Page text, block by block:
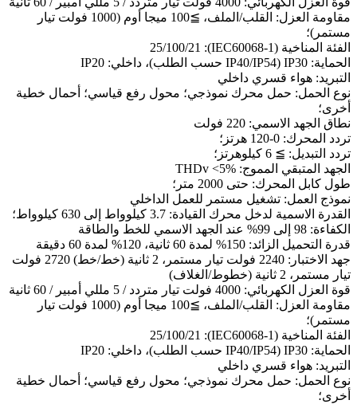
مقاومة العزل: القلب/الملف، ≧100 ميجا أوم (1000 فولت تيار
مستمر)؛
الفئة المناخية (IEC60068-1): 25/100/21
الحماية: IP30 (IP40/IP54 حسب الطلب)، داخلي: IP20
التبريد: هواء قسري داخلي
نوع الحمل: حمل محرك نموذجي؛ محول رفع قياسي؛ أحمال خطية
أخرى؛
نطاق الجهد الاسمي: 220 فولت
تردد المحرك: 0-120 هرتز؛
تردد التبديل: ≧ 6 كيلوهرتز؛
الجهد المتبقي المموج: THDv <5%
طول كابل المحرك: حتى 2000 متر؛
نموذج العمل: تشغيل مستمر للعمل الداخلي
القدرة الاسمية لدخل محرك القيادة: 3.7 كيلوواط إلى 630 كيلوواط؛
الكفاءة: 98 إلى 99% عند الجهد الاسمي للخط والطاقة
قدرة التحميل الزائد: 150% لمدة 60 ثانية، 120% لمدة 60 دقيقة
جهد الاختبار: 2240 فولت تيار مستمر، 2 ثانية (خط/خط) 2720 فولت
تيار مستمر، 2 ثانية (خطوط/الغلاف)
قوة العزل الكهربائي: 4000 فولت تيار متردد / 5 مللي أمبير / 60 ثانية
مقاومة العزل: القلب/الملف، ≧100 ميجا أوم (1000 فولت تيار
مستمر)؛
الفئة المناخية (IEC60068-1): 25/100/21
الحماية: IP30 (IP40/IP54 حسب الطلب)، داخلي: IP20
التبريد: هواء قسري داخلي
نوع الحمل: حمل محرك نموذجي؛ محول رفع قياسي؛ أحمال خطية
أخرى؛